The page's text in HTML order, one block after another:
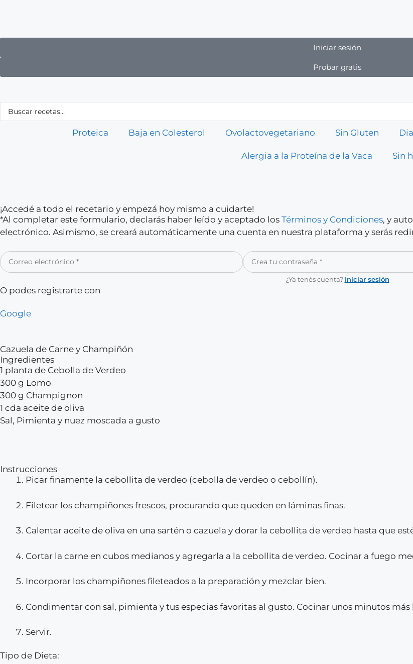
Iniciar sesión
Probar gratis
Proteica Baja en Colesterol Ovolactovegetariano Sin Gluten
Alergia a la Proteína de la Vaca Sin
¡Accedé a todo el recetario y empezá hoy mismo a cuidarte!
*Al completar este formulario, declarás haber leído y aceptado los Términos y Condiciones, y
electrónico. Asimismo, se creará automáticamente una cuenta en nuestra plataforma y serás
¿Ya tenés cuenta? Iniciar sesión
O podes registrarte con
Google
Cazuela de Carne y Champiñón
Ingredientes
1 planta de Cebolla de Verdeo
300 g Lomo
300 g Champignon
1 cda aceite de oliva
Sal, Pimienta y nuez moscada a gusto
Instrucciones
Picar finamente la cebollita de verdeo (cebolla de verdeo o cebollín).
Filetear los champiñones frescos, procurando que queden en láminas finas.
Calentar aceite de oliva en una sartén o cazuela y dorar la cebollita de verdeo hasta que
Cortar la carne en cubos medianos y agregarla a la cebollita de verdeo. Cocinar a fuego
Incorporar los champiñones fileteados a la preparación y mezclar bien.
Condimentar con sal, pimienta y tus especias favoritas al gusto. Cocinar unos minutos
Servir.
Tipo de Dieta: